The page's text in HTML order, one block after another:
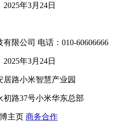
年3月24日
限公司 电话：010-60606666
年3月24日
路小米智慧产业园
路37号小米华东总部
主页 商务合作